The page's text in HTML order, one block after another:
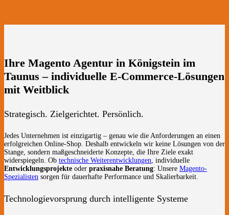
Ihre Magento Agentur in Königstein im
Taunus – individuelle E-Commerce-Lösungen
mit Weitblick
Strategisch. Zielgerichtet. Persönlich.
Jedes Unternehmen ist einzigartig – genau wie die Anforderungen an einen
erfolgreichen Online-Shop. Deshalb entwickeln wir keine Lösungen von der
Stange, sondern maßgeschneiderte Konzepte, die Ihre Ziele exakt
widerspiegeln. Ob technische Weiterentwicklungen , individuelle
Entwicklungsprojekte oder praxisnahe Beratung: Unsere Magento-
Spezialisten sorgen für dauerhafte Performance und Skalierbarkeit.
Technologievorsprung durch intelligente Systeme